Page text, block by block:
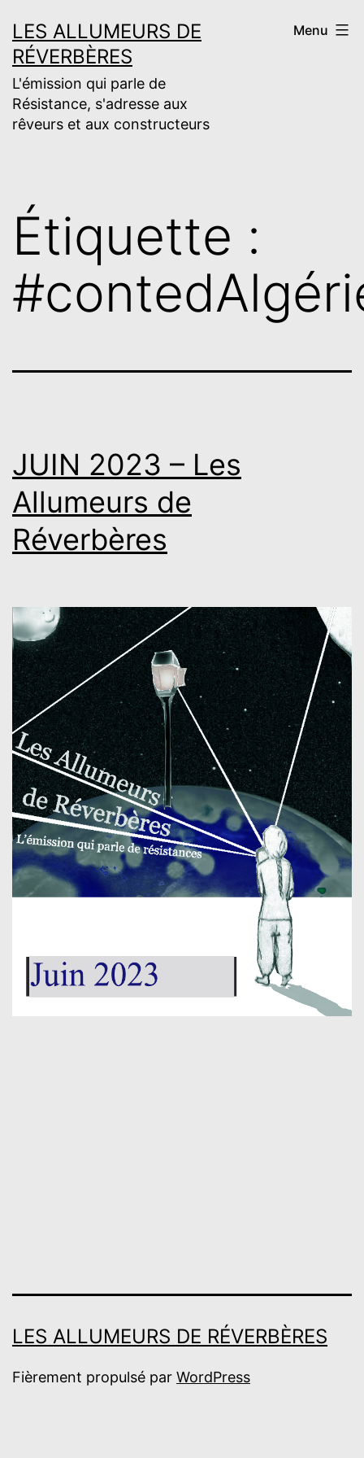
au
contenu
LES ALLUMEURS DE
RÉVERBÈRES
L'émission qui parle de
Résistance, s'adresse aux
rêveurs et aux constructeurs
Menu
Étiquette :
JUIN 2023 – Les
Allumeurs de
Réverbères
LES ALLUMEURS DE RÉVERBÈRES
Fièrement propulsé par WordPress